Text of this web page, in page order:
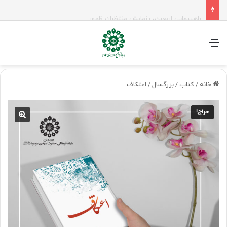
منو
خانه /کتاب /بزرگسال/ اعتکاف
حراج!